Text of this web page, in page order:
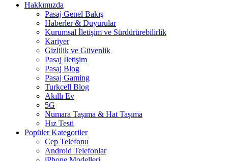
Hakkımızda
Pasaj Genel Bakış
Haberler & Duyurular
Kurumsal İletişim ve Sürdürürebilirlik
Kariyer
Gizlilik ve Güvenlik
Pasaj İletişim
Pasaj Blog
Pasaj Gaming
Turkcell Blog
Akıllı Ev
5G
Numara Taşıma & Hat Taşıma
Hız Testi
Popüler Kategoriler
Cep Telefonu
Android Telefonlar